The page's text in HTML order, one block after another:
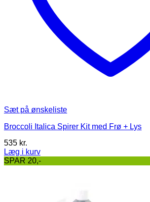
Sæt på ønskeliste
Broccoli Italica Spirer Kit med Frø + Lys
535 kr.
Læg i kurv
Dette
SPAR 20,-